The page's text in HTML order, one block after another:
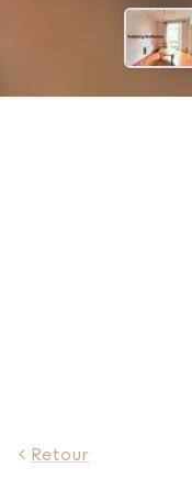
Retour